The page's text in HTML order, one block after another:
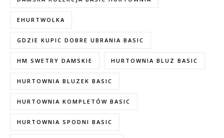
EHURTWOLKA
GDZIE KUPIC DOBRE UBRANIA BASIC
HM SWETRY DAMSKIE HURTOWNIA BLUZ BASIC
HURTOWNIA BLUZEK BASIC
HURTOWNIA KOMPLETÓW BASIC
HURTOWNIA SPODNI BASIC